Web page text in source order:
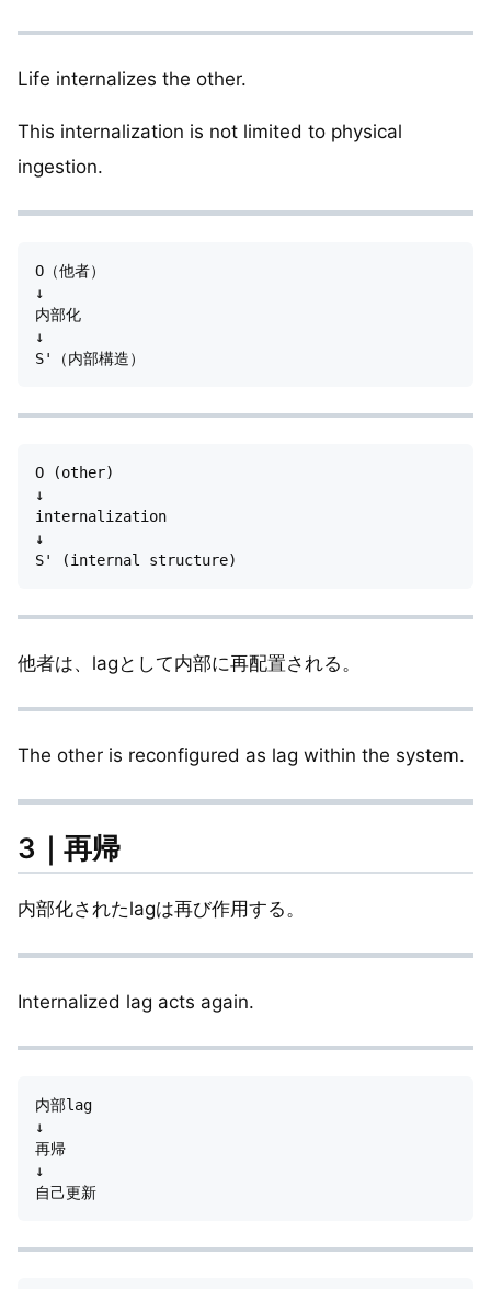
Life internalizes the other.
This internalization is not limited to physical
ingestion.
O（他者）
↓
内部化
↓
O (other)
↓
internalization
↓
他者は、lagとして内部に再配置される。
The other is reconfigured as lag within the system.
3｜再帰
内部化されたlagは再び作用する。
Internalized lag acts again.
内部lag
↓
再帰
↓